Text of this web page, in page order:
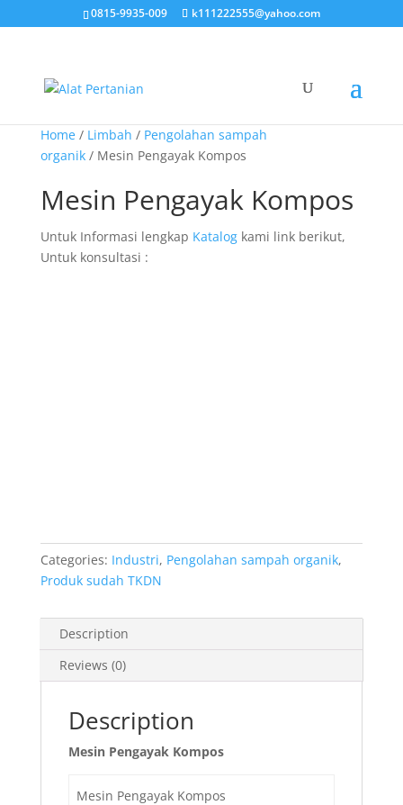
0815-9935-009 k111222555@yahoo.com
Home/ Limbah / Pengolahan sampah
organik/ Mesin Pengayak Kompos
Mesin Pengayak Kompos
Untuk Informasi lengkap Katalogkami link berikut,
Untuk konsultasi :
Categories: Industri, Pengolahan sampah organik,
Produk sudah TKDN
Description
Reviews (0)
Description
Mesin Pengayak Kompos
Mesin Pengayak Kompos